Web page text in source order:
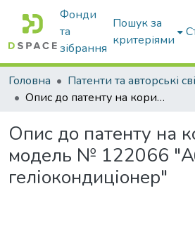
Фонди
та
зібрання
Пошук за
критеріями
Головна
Опис до патенту на корисну модель № 122066 "Абсорбційний геліокондиціонер"
Опис до патенту на
модель № 122066
геліокондиціонер"